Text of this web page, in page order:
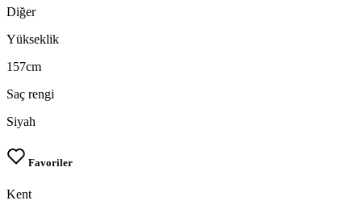
Diğer
Yükseklik
157cm
Saç rengi
Siyah
Favoriler
Kent